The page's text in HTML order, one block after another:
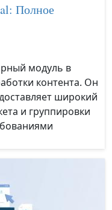
Полное
модуль в
контента. Он
широкий
и группировки